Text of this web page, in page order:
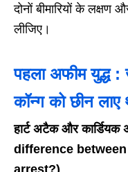
दोनों बीमारियों के लक्षण
लीजिए।
पहला अफीम युद्ध
कॉन्ग को छीन
हार्ट अटैक और
difference
arrest?)